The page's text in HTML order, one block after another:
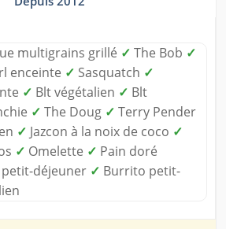
multigrains grillé ✓ The Bob ✓
enceinte ✓ Sasquatch ✓
✓ Blt végétalien ✓ Blt
✓ The Doug ✓ Terry Pender
✓ Jazcon à la noix de coco ✓
✓ Omelette ✓ Pain doré
déjeuner ✓ Burrito petit-